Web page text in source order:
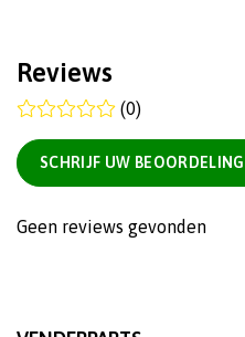
Reviews
(0)
SCHRIJF UW
Geen reviews gevonden